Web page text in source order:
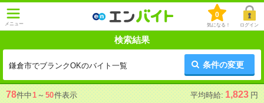
メニュー
0
気になる！ ログイン
検索結果
鎌倉市でブランクOKのバイト一覧 条件の変更
78件中1 ～ 50件表示 平均時給: 1,823 円